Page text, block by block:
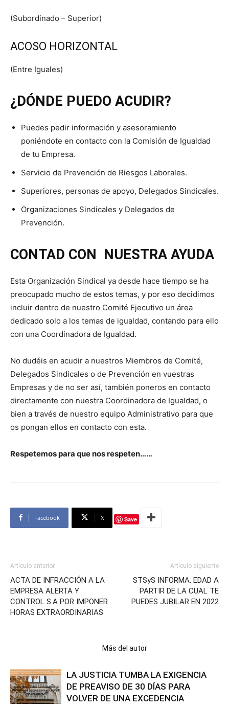
(Subordinado – Superior)
ACOSO HORIZONTAL
(Entre Iguales)
¿DÓNDE PUEDO ACUDIR?
Puedes pedir información y asesoramiento
poniéndote en contacto con la Comisión de Igualdad
de tu Empresa.
Servicio de Prevención de Riesgos Laborales.
Superiores, personas de apoyo, Delegados Sindicales.
Organizaciones Sindicales y Delegados de
Prevención.
CONTAD CON NUESTRA AYUDA
Esta Organización Sindical ya desde hace tiempo se ha
preocupado mucho de estos temas, y por eso decidimos
incluir dentro de nuestro Comité Ejecutivo un área
dedicado solo a los temas de igualdad, contando para ello
con una Coordinadora de Igualdad.
No dudéis en acudir a nuestros Miembros de Comité,
Delegados Sindicales o de Prevención en vuestras
Empresas y de no ser así, también poneros en contacto
directamente con nuestra Coordinadora de Igualdad, o
bien a través de nuestro equipo Administrativo para que
os pongan ellos en contacto con esta.
Respetemos para que nos respeten……
Facebook X Save
Artículo anterior
ACTA DE INFRACCIÓN A LA
EMPRESA ALERTA Y
CONTROL S.A POR IMPONER
HORAS EXTRAORDINARIAS
Artículo siguiente
STSyS INFORMA: EDAD A
PARTIR DE LA CUAL TE
PUEDES JUBILAR EN 2022
Más del autor
LA JUSTICIA TUMBA LA EXIGENCIA
DE PREAVISO DE 30 DÍAS PARA
VOLVER DE UNA EXCEDENCIA